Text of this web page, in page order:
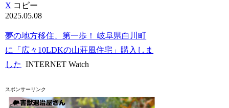
X コピー
2025.05.08
夢の地方移住、第一歩！ 岐阜県白川町
に「広々10LDKの山荘風住宅」購入しま
した INTERNET Watch
スポンサーリンク